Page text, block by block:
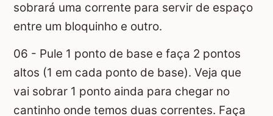
sobrará uma corrente para servir de espaço
entre um bloquinho e outro.
06 - Pule 1 ponto de base e faça 2 pontos
altos (1 em cada ponto de base). Veja que
vai sobrar 1 ponto ainda para chegar no
cantinho onde temos duas correntes. Faça